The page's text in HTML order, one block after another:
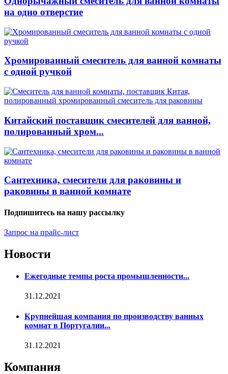
на одно отверстие
Хромированный смеситель для ванной комнаты
с одной ручкой
Китайский поставщик смесителей для ванной,
полированный хром...
Сантехника, смесители для раковины и
раковины в ванной комнате
Подпишитесь на нашу рассылку
Запрос на прайс-лист
Новости
Ежегодные темпы роста промышленности...
31.12.2021
Крупнейшая компания по производству ванных
комнат в Португалии...
31.12.2021
Компания